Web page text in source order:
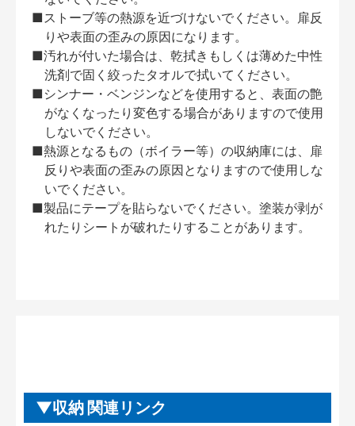
■ストーブ等の熱源を近づけないでください。扉反
りや表面の歪みの原因になります。
■汚れが付いた場合は、乾拭きもしくは薄めた中性
洗剤で固く絞ったタオルで拭いてください。
■シンナー・ベンジンなどを使用すると、表面の艶
がなくなったり変色する場合がありますので使用
しないでください。
■熱源となるもの（ボイラー等）の収納庫には、扉
反りや表面の歪みの原因となりますので使用しな
いでください。
■製品にテープを貼らないでください。塗装が剥が
れたりシートが破れたりすることがあります。
収納 関連リンク